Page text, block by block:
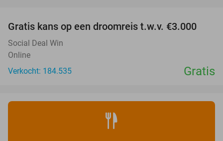
Gratis kans op een droomreis t.w.v. €3.000
Social Deal Win
Online
Verkocht: 184.535
Gratis